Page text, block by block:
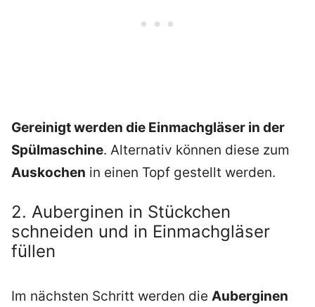
Gereinigt werden die Einmachgläser in der
Spülmaschine. Alternativ können diese zum
Auskochen in einen Topf gestellt werden.
2. Auberginen in Stückchen
schneiden und in Einmachgläser
füllen
Im nächsten Schritt werden die Auberginen